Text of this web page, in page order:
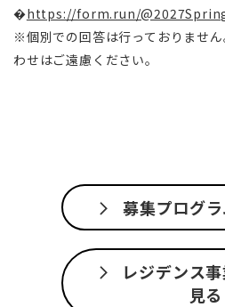
�https://form.run/
※個別での回答は行っておりませ
わせはご遠慮ください。
募集プログ
レジデンス
見る